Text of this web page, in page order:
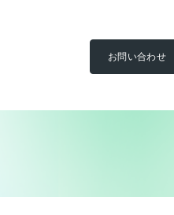
お問い合わせ